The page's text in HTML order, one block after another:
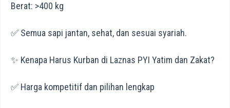
Berat: >400 kg
✅ Semua sapi jantan, sehat, dan sesuai syariah.
✨ Kenapa Harus Kurban di Laznas PYI Yatim dan Zakat?
✅ Harga kompetitif dan pilihan lengkap